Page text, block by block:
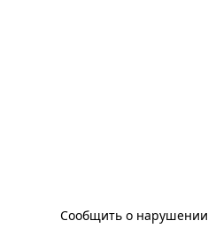
Сообщить о нарушении